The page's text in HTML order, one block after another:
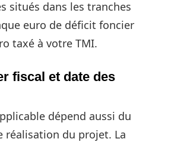
situés dans les tranches
euro de déficit foncier
taxé à votre TMI.
fiscal et date des
dépend aussi du
réalisation du projet. La